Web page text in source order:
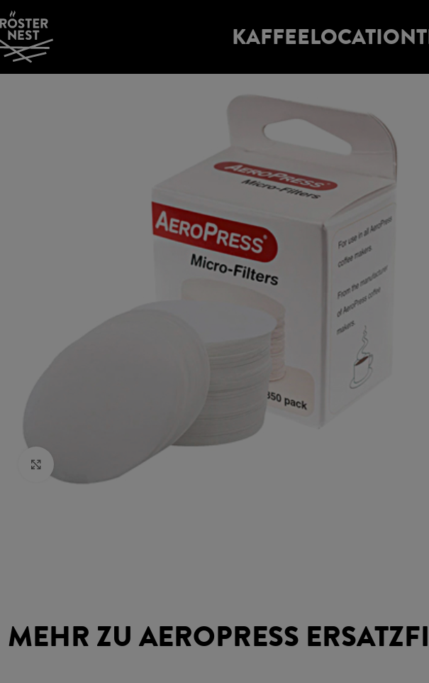
KAFFEELOCATION
Klick zum Vergrößern
MEHR ZU AEROPRESS